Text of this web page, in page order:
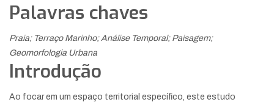
Palavras chaves
Praia; Terraço Marinho; Análise Temporal; Paisagem;
Geomorfologia Urbana
Introdução
Ao focar em um espaço territorial específico, este estudo